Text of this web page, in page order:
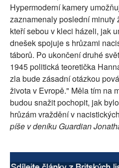
Hypermoderní kamery
zaznamenaly poslední minuty
kteří sebou v kleci házeli, jak
dnešek spojuje s hrůzami
táborů. Po ukončení druhé
1945 politická teoretička
zla bude zásadní otázkou
života v Evropě." Měla tím na
budou snažit pochopit, jak
hrůzám vraždění v
píše v deníku Guardian